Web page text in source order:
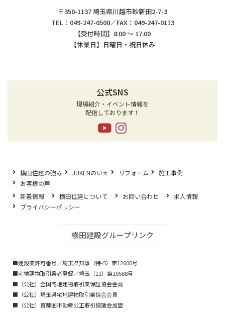
〒350-1137 埼玉県川越市砂新田2-7-3
TEL：049-247-0500／FAX：049-247-0113
【受付時間】8:00 ～ 17:00
【休業日】日曜日・祝日休み
公式SNS
現場紹介・イベント情報を
配信しております！
横田住建の強み JUKENのいえ リフォーム
施工事例
お客様の声
新着情報
横田住建について お問い合わせ
求人情報
プライバシーポリシー
横田建設グループリンク
■建設業許可番号／埼玉県知事（特-5）第12600号
■宅地建物取引業者登録／埼玉（11）第10588号
■（公社）全国宅地建物取引業保証協会会員
■（公社）埼玉県宅地建物取引業協会会員
■（公社）首都圏不動産公正取引協議会加盟